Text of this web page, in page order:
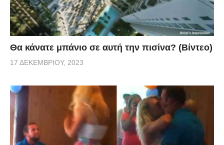
Θα κάνατε μπάνιο σε αυτή την πισίνα? (Βίντεο)
17 ΔΕΚΕΜΒΡΊΟΥ, 2023